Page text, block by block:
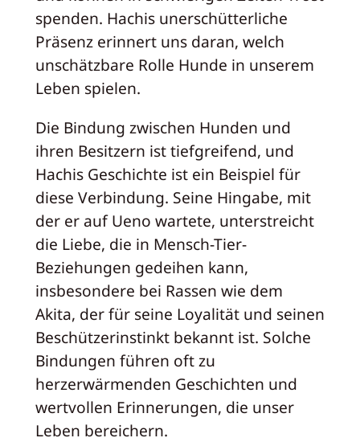
spenden. Hachis unerschütterliche
Präsenz erinnert uns daran, welch
unschätzbare Rolle Hunde in unserem
Leben spielen.
Die Bindung zwischen Hunden und
ihren Besitzern ist tiefgreifend, und
Hachis Geschichte ist ein Beispiel für
diese Verbindung. Seine Hingabe, mit
der er auf Ueno wartete, unterstreicht
die Liebe, die in Mensch-Tier-
Beziehungen gedeihen kann,
insbesondere bei Rassen wie dem
Akita, der für seine Loyalität und seinen
Beschützerinstinkt bekannt ist. Solche
Bindungen führen oft zu
herzerwärmenden Geschichten und
wertvollen Erinnerungen, die unser
Leben bereichern.